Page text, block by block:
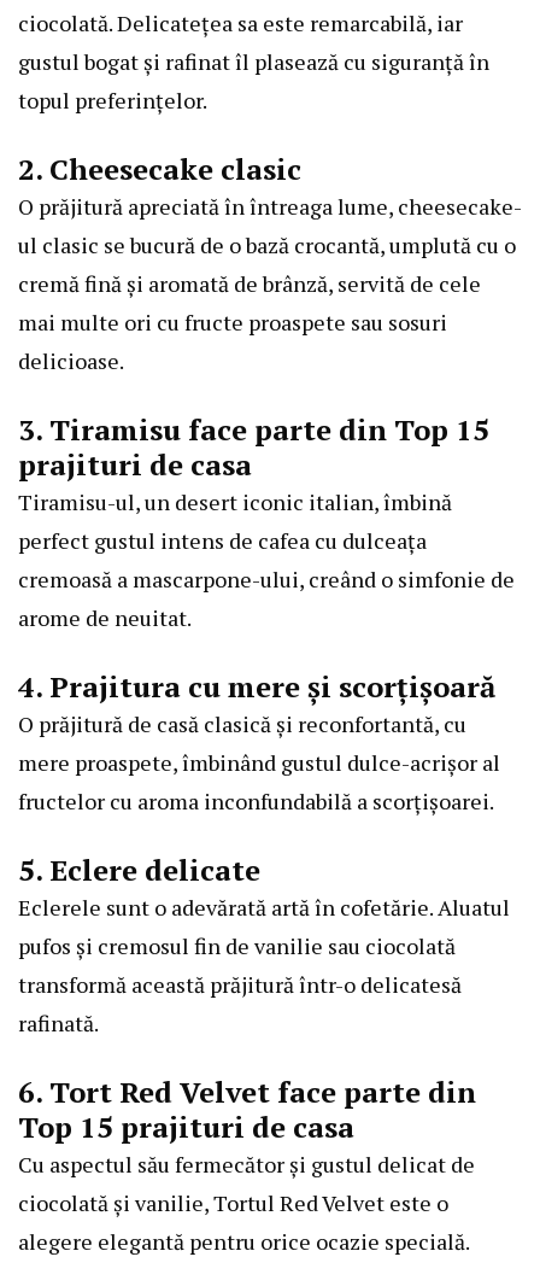
ciocolată. Delicatețea sa este remarcabilă, iar
gustul bogat și rafinat îl plasează cu siguranță în
topul preferințelor.
2. Cheesecake clasic
O prăjitură apreciată în întreaga lume, cheesecake-
ul clasic se bucură de o bază crocantă, umplută cu o
cremă fină și aromată de brânză, servită de cele
mai multe ori cu fructe proaspete sau sosuri
delicioase.
3. Tiramisu face parte din Top 15
prajituri de casa
Tiramisu-ul, un desert iconic italian, îmbină
perfect gustul intens de cafea cu dulceața
cremoasă a mascarpone-ului, creând o simfonie de
arome de neuitat.
4. Prajitura cu mere și scorțișoară
O prăjitură de casă clasică și reconfortantă, cu
mere proaspete, îmbinând gustul dulce-acrișor al
fructelor cu aroma inconfundabilă a scorțișoarei.
5. Eclere delicate
Eclerele sunt o adevărată artă în cofetărie. Aluatul
pufos și cremosul fin de vanilie sau ciocolată
transformă această prăjitură într-o delicatesă
rafinată.
6. Tort Red Velvet face parte din
Top 15 prajituri de casa
Cu aspectul său fermecător și gustul delicat de
ciocolată și vanilie, Tortul Red Velvet este o
alegere elegantă pentru orice ocazie specială.